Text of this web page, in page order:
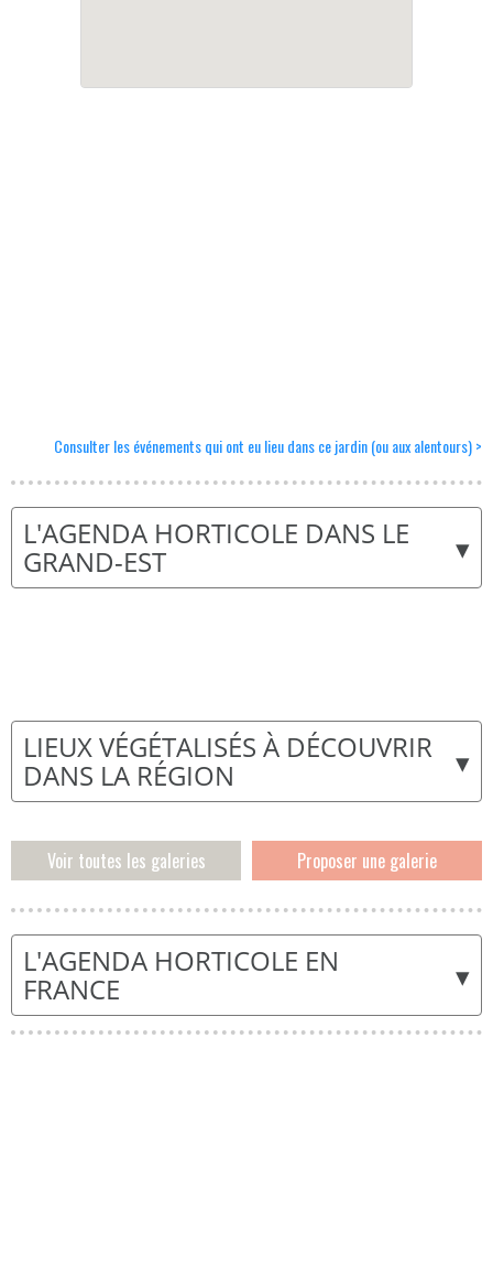
Consulter les événements qui ont eu lieu dans ce jardin (ou aux alentours) >
▾
L'AGENDA HORTICOLE DANS LE
GRAND-EST
▾
LIEUX VÉGÉTALISÉS À DÉCOUVRIR
DANS LA RÉGION
Voir toutes les galeries Proposer une galerie
▾
L'AGENDA HORTICOLE EN
FRANCE